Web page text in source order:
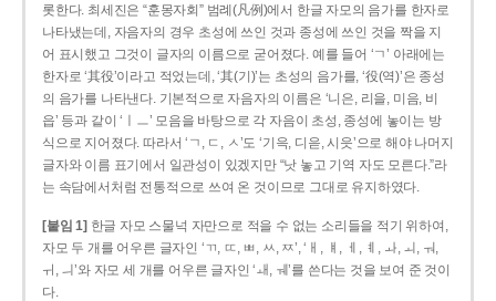
롯한다. 최세진은 “훈몽자회” 범례(凡例)에서 한글 자모의 음가를 한자로
나타냈는데, 자음자의 경우 초성에 쓰인 것과 종성에 쓰인 것을 짝을 지
어 표시했고 그것이 글자의 이름으로 굳어졌다. 예를 들어 ‘ㄱ’ 아래에는
한자로 ‘其役’이라고 적었는데, ‘其(기)’는 초성의 음가를, ‘役(역)’은 종성
의 음가를 나타낸다. 기본적으로 자음자의 이름은 ‘니은, 리을, 미음, 비
읍’ 등과 같이 ‘ㅣㅡ’ 모음을 바탕으로 각 자음이 초성, 종성에 놓이는 방
식으로 지어졌다. 따라서 ‘ㄱ, ㄷ, ㅅ’도 ‘기윽, 디읃, 시읏’으로 해야 나머지
글자와 이름 표기에서 일관성이 있겠지만 “낫 놓고 기역 자도 모른다.”라
는 속담에서처럼 전통적으로 쓰여 온 것이므로 그대로 유지하였다.
[붙임 1] 한글 자모 스물넉 자만으로 적을 수 없는 소리들을 적기 위하여,
자모 두 개를 어우른 글자인 ‘ㄲ, ㄸ, ㅃ, ㅆ, ㅉ’, ‘ㅐ, ㅒ, ㅔ, ㅖ, ㅘ, ㅚ, ㅝ,
ㅟ, ㅢ’와 자모 세 개를 어우른 글자인 ‘ㅙ, ㅞ’를 쓴다는 것을 보여 준 것이
다.